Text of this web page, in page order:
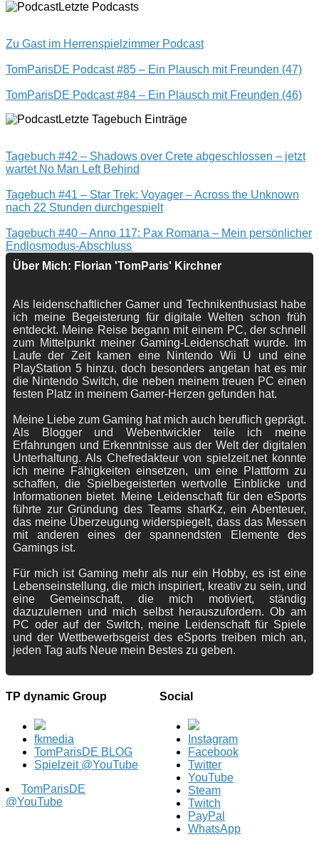
Letzte Podcasts
Zu Gast im Herrenspielzimmer Podcast
TomParisDE Podcast #85 – Ein Plausch mit Freunden (47)
TomParisDE Podcast #84 – Ein Plausch mit Freunden (46)
Letzte Tagebuch Einträge
Tagebuch #42 – Shadows over Crete abgeschlossen – jetzt
wartet No Man Left Behind
Tagebuch #41 – Star Trek: Voyager – Across the Unknown
nach 22 Stunden durchgespielt
Tagebuch #40 – Anno 117: Pax Romana – Mein persönlicher
Endlosmodus-Abschluss
Über Mich: Florian 'TomParis' Kirchner
Als leidenschaftlicher Gamer und Technikenthusiast habe
ich meine Begeisterung für digitale Welten schon früh
entdeckt. Meine Reise begann mit einem PC, der schnell
zum Mittelpunkt meiner Gaming-Leidenschaft wurde. Im
Laufe der Zeit kamen eine Nintendo Wii U und eine
PlayStation 5 hinzu, doch besonders angetan hat es mir
die Nintendo Switch, die neben meinem treuen PC einen
festen Platz in meinem Gamer-Herzen gefunden hat.
Meine Liebe zum Gaming hat mich auch beruflich geprägt.
Als Blogger und Webentwickler teile ich meine
Erfahrungen und Erkenntnisse aus der Welt der digitalen
Unterhaltung. Als Chefredakteur von spielzeit.net konnte
ich meine Fähigkeiten einsetzen, um eine Plattform zu
schaffen, die Spielbegeisterten wertvolle Einblicke und
Informationen bietet. Meine Leidenschaft für den eSports
führte zur Gründung des Teams sharKz, ein Abenteuer,
das meine Überzeugung widerspiegelt, dass das Messen
mit anderen eines der spannendsten Elemente des
Gamings ist.
Für mich ist Gaming mehr als nur ein Hobby, es ist eine
Lebenseinstellung, die mich inspiriert, kreativ zu sein, und
eine Gemeinschaft, die mich motiviert, ständig
dazuzulernen und mich selbst herauszufordern. Ob am
PC oder auf der Switch, meine Leidenschaft für Spiele
und der Wettbewerbsgeist des eSports treiben mich an,
jeden Tag aufs Neue mein Bestes zu geben.
TP dynamic Group
fkmedia
TomParisDE BLOG
Spielzeit @YouTube
TomParisDE
@YouTube
Social
Instagram
Facebook
Twitter
YouTube
Steam
Twitch
PayPal
WhatsApp